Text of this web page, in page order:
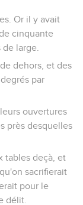
Or il y avait
cinquante
large.
dehors, et des
par
ouvertures
près desquelles
tables deçà, et
sacrifierait
pour le
délit.